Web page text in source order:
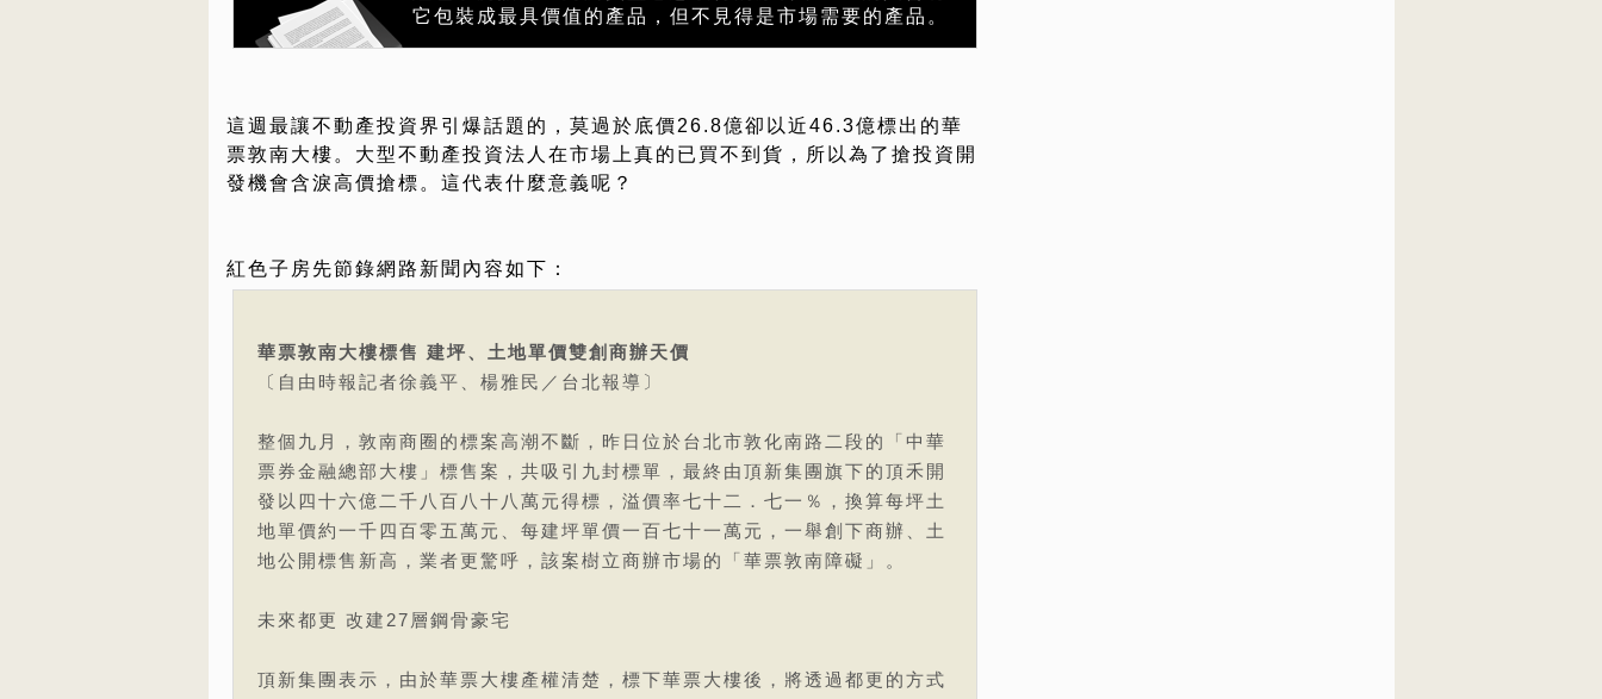
它包裝成最具價值的產品，但不見得是市場需要的產品。
這週最讓不動產投資界引爆話題的，莫過於底價26.8億卻以近46.3億標出的華
票敦南大樓。大型不動產投資法人在市場上真的已買不到貨，所以為了搶投資開
發機會含淚高價搶標。這代表什麼意義呢？
紅色子房先節錄網路新聞內容如下：
華票敦南大樓標售 建坪、土地單價雙創商辦天價
〔自由時報記者徐義平、楊雅民／台北報導〕
整個九月，敦南商圈的標案高潮不斷，昨日位於台北市敦化南路二段的「中華
票券金融總部大樓」標售案，共吸引九封標單，最終由頂新集團旗下的頂禾開
發以四十六億二千八百八十八萬元得標，溢價率七十二．七一％，換算每坪土
地單價約一千四百零五萬元、每建坪單價一百七十一萬元，一舉創下商辦、土
地公開標售新高，業者更驚呼，該案樹立商辦市場的「華票敦南障礙」。
未來都更 改建27層鋼骨豪宅
頂新集團表示，由於華票大樓產權清楚，標下華票大樓後，將透過都更的方式